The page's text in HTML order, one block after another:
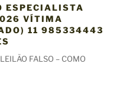
ESPECIALISTA
VÍTIMA
11 985334443
FALSO – COMO